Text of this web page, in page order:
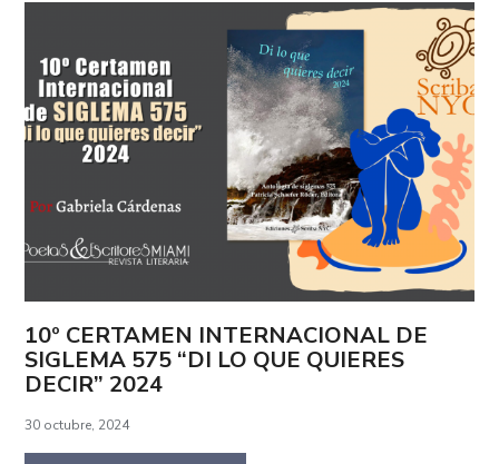
10º CERTAMEN INTERNACIONAL DE
SIGLEMA 575 “DI LO QUE QUIERES
DECIR” 2024
30 octubre, 2024